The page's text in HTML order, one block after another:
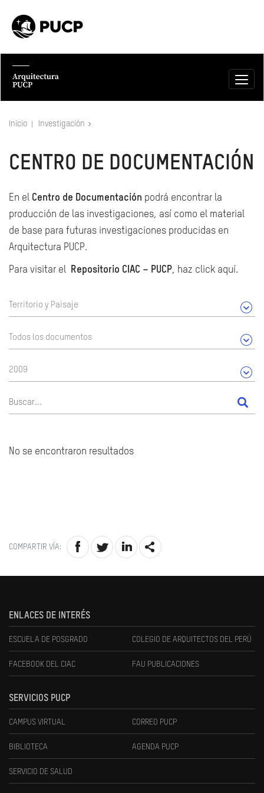
Inicio Investigación
CENTRO DE DOCUMENTACIÓN
En el Centro de Documentación podrá encontrar la
producción de las investigaciones, así como el material
de base para futuras investigaciones producidas en
Arquitectura PUCP.
Para visitar el Repositorio CIAC – PUCP, haz click aquí.
Territorio y Paisaje
Todos los documentos
2009
No se encontraron resultados
COMPARTIR VÍA:
ENLACES DE INTERÉS
ESCUELA DE POSGRADO COLEGIO DE ARQUITECTOS DEL PERÚ
FACEBOOK DEL CIAC FAU PUBLICACIONES
SERVICIOS PUCP
CAMPUS VIRTUAL CORREO PUCP
BIBLIOTECA AGENDA PUCP
SERVICIO DE SALUD